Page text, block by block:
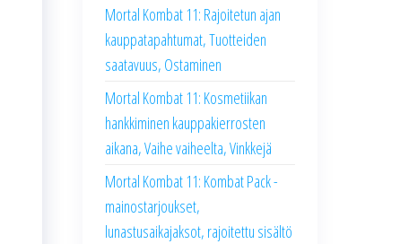
Mortal Kombat 11: Rajoitetun ajan
kauppatapahtumat, Tuotteiden
saatavuus, Ostaminen
Mortal Kombat 11: Kosmetiikan
hankkiminen kauppakierrosten
aikana, Vaihe vaiheelta, Vinkkejä
Mortal Kombat 11: Kombat Pack -
mainostarjoukset,
lunastusaikajaksot, rajoitettu sisältö